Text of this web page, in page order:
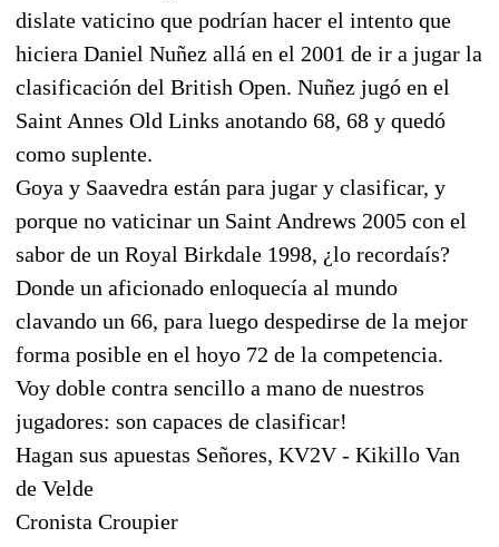
dislate vaticino que podrían hacer el intento que
hiciera Daniel Nuñez allá en el 2001 de ir a jugar la
clasificación del British Open. Nuñez jugó en el
Saint Annes Old Links anotando 68, 68 y quedó
como suplente.
Goya y Saavedra están para jugar y clasificar, y
porque no vaticinar un Saint Andrews 2005 con el
sabor de un Royal Birkdale 1998, ¿lo recordaís?
Donde un aficionado enloquecía al mundo
clavando un 66, para luego despedirse de la mejor
forma posible en el hoyo 72 de la competencia.
Voy doble contra sencillo a mano de nuestros
jugadores: son capaces de clasificar!
Hagan sus apuestas Señores, KV2V - Kikillo Van
de Velde
Cronista Croupier